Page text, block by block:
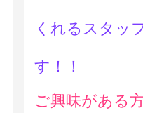
くれるスタッ
す！！
ご興味がある